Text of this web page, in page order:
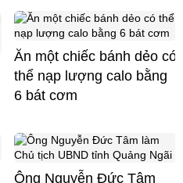
Ăn một chiếc bánh dẻo có
thể nạp lượng calo bằng
6 bát cơm
Ông Nguyễn Đức Tâm